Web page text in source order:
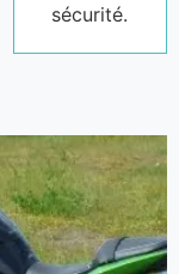
sécurité.